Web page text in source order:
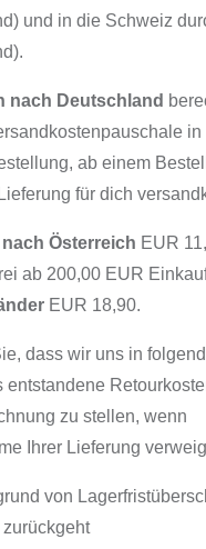
und in die Schweiz
nach Deutschland
in
ab einem
für dich
nach Österreich EUR
ab 200,00 EUR
EUR 18,90.
dass wir uns in
entstandene
zu stellen, wenn
Ihrer Lieferung
von